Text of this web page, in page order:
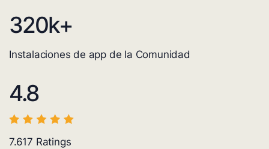
320k+
Instalaciones de app de la Comunidad
4.8
7.617 Ratings